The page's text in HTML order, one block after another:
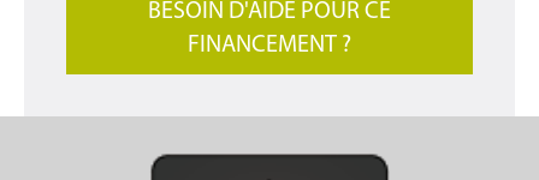
BESOIN D'AIDE POUR CE
FINANCEMENT ?